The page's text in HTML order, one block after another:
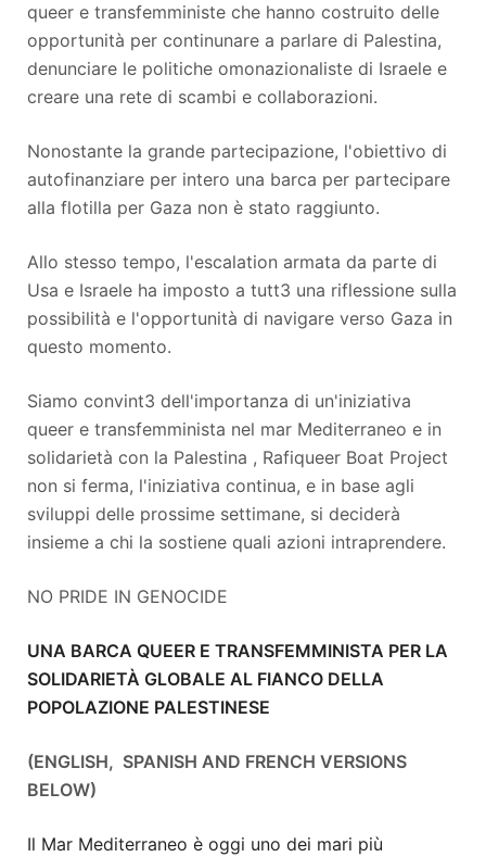
queer e transfemministe che hanno costruito delle
opportunità per continunare a parlare di Palestina,
denunciare le politiche omonazionaliste di Israele e
creare una rete di scambi e collaborazioni.
Nonostante la grande partecipazione, l'obiettivo di
autofinanziare per intero una barca per partecipare
alla flotilla per Gaza non è stato raggiunto.
Allo stesso tempo, l'escalation armata da parte di
Usa e Israele ha imposto a tutt3 una riflessione sulla
possibilità e l'opportunità di navigare verso Gaza in
questo momento.
Siamo convint3 dell'importanza di un'iniziativa
queer e transfemminista nel mar Mediterraneo e in
solidarietà con la Palestina , Rafiqueer Boat Project
non si ferma, l'iniziativa continua, e in base agli
sviluppi delle prossime settimane, si deciderà
insieme a chi la sostiene quali azioni intraprendere.
NO PRIDE IN GENOCIDE
UNA BARCA QUEER E TRANSFEMMINISTA PER LA
SOLIDARIETÀ GLOBALE AL FIANCO DELLA
POPOLAZIONE PALESTINESE
(ENGLISH, SPANISH AND FRENCH VERSIONS
BELOW)
Il Mar Mediterraneo è oggi uno dei mari più